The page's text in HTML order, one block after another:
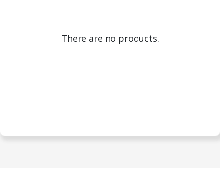
There are no products.